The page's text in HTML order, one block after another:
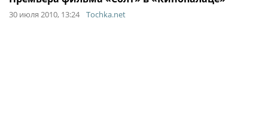
30 июля 2010, 13:24 Tochka.net